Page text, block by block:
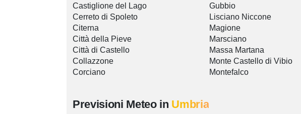
Castiglione del Lago
Cerreto di Spoleto
Citerna
Città della Pieve
Città di Castello
Collazzone
Corciano
Gubbio
Lisciano Niccone
Magione
Marsciano
Massa Martana
Monte Castello di Vibio
Montefalco
Previsioni Meteo in Umbria